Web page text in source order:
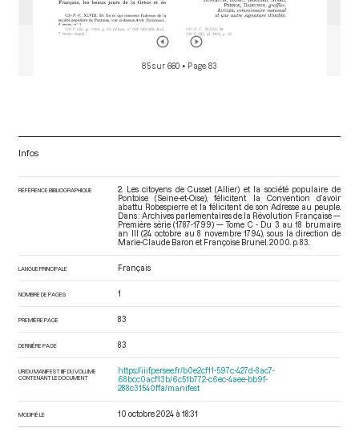
85 sur 660 • Page 83
Infos
RÉFÉRENCE BIBLIOGRAPHIQUE
2. Les citoyens de Cusset (Allier) et la société populaire de
Pontoise (Seine-et-Oise), félicitent la Convention d’avoir
abattu Robespierre et la félicitent de son Adresse au peuple.
Dans : Archives parlementaires de la Révolution Française —
Première série (1787-1799) — Tome C - Du 3 au 18 brumaire
an III (24 octobre au 8 novembre 1794) , sous la direction de
Marie-Claude Baron et Françoise Brunel. 2000. p. 83.
LANGUE PRINCIPALE Français
NOMBRE DE PAGES 1
PREMIÈRE PAGE 83
DERNIÈRE PAGE 83
URI DU MANIFEST IIIF DU VOLUME
CONTENANT LE DOCUMENT
https://iiif.persee.fr/b0e2cf11-597c-427d-8ac7-
68bcc0acf13b/6c51b772-c6ec-4aee-bb9f-
288c31540ffa/manifest
MODIFIÉ LE 10 octobre 2024 à 18:31